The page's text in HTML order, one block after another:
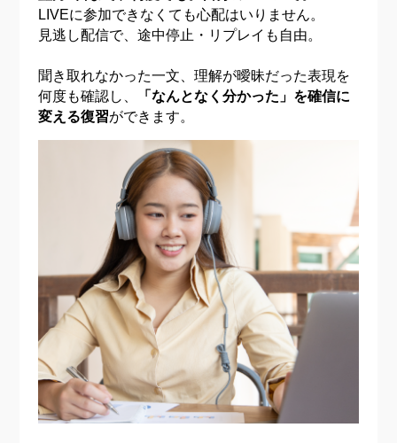
LIVEに参加できなくても心配はいりません。
見逃し配信で、途中停止・リプレイも自由。
聞き取れなかった一文、理解が曖昧だった表現を
何度も確認し、
「なんとなく分かった」を確信に
変える復習ができます。